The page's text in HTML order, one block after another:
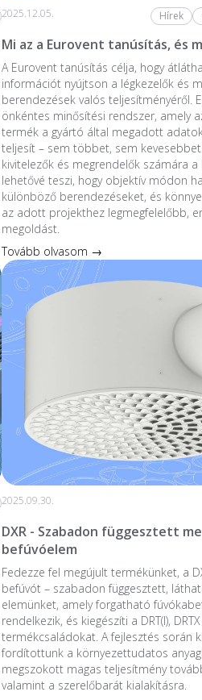
2025.12.05. Hírek
Mi az a Eurovent tanúsítás, és
A Eurovent tanúsítás célja, hogy
információt nyújtson a légkezelők és
berendezések valós teljesítményéről.
önkéntes minősítési rendszer, amely
termék a gyártó által megadott
teljesít – sem többet, sem
kivitelezők és megrendelők számára
lehetővé teszi, hogy objektív módon
különböző berendezéseket, és
az adott projekthez legmegfelelőbb,
megoldást.
Tovább olvasom →
2025.09.30.
DXR - Szabadon függesztett
befúvóelem
Fedezze fel megújult termékünket, a
befúvót – szabadon függesztett,
elemünket, amely forgatható
rendelkezik, és kiegészíti a DRT(I),
termékcsaládokat. A fejlesztés során
fordítottunk a környezettudatos
megszokott magas teljesítmény
valamint a szerelőbarát kialakításra.